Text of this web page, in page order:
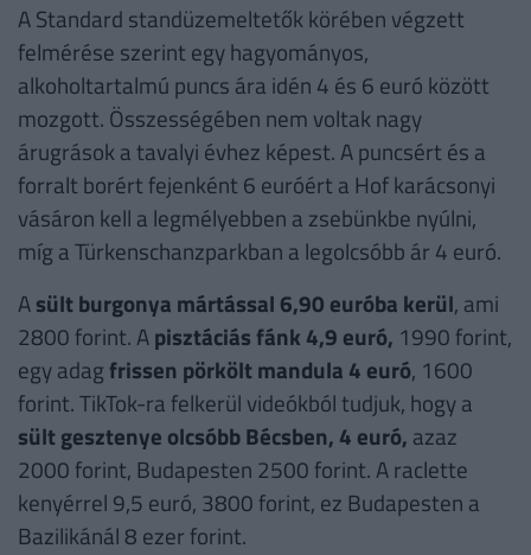
A Standard standüzemeltetők körében végzett
felmérése szerint egy hagyományos,
alkoholtartalmú puncs ára idén 4 és 6 euró között
mozgott. Összességében nem voltak nagy
árugrások a tavalyi évhez képest. A puncsért és a
forralt borért fejenként 6 euróért a Hof karácsonyi
vásáron kell a legmélyebben a zsebünkbe nyúlni,
míg a Türkenschanzparkban a legolcsóbb ár 4 euró.
Asült burgonya mártással 6,90 euróba kerül, ami
2800 forint. Apisztáciás fánk 4,9 euró, 1990 forint,
egy adagfrissen pörkölt mandula 4 euró, 1600
forint. TikTok-ra felkerül videókból tudjuk, hogy a
sült gesztenye olcsóbbBécsben, 4 euró, azaz
2000 forint, Budapesten 2500 forint. A raclette
kenyérrel 9,5 euró, 3800 forint, ez Budapesten a
Bazilikánál 8 ezer forint.